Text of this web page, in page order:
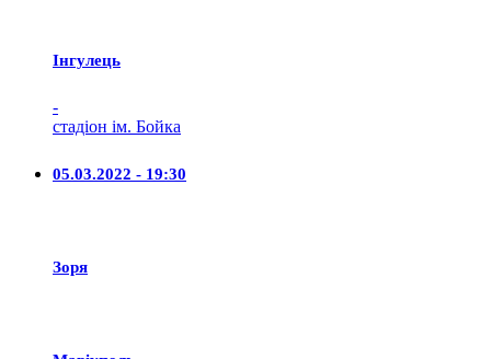
Iнгулець
-
стадіон ім. Бойка
05.03.2022 - 19:30
Зоря